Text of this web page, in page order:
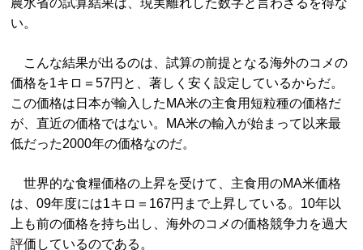
農水省の試算結果は、現実離れした数字と言わざるを得な
い。
こんな結果が出るのは、試算の前提となる海外のコメの
価格を1キロ＝57円と、著しく安く設定しているからだ。
この価格は日本が輸入したMA米の主食用短粒種の価格だ
が、直近の価格ではない。MA米の輸入が始まって以来最
低だった2000年の価格なのだ。
世界的な食糧価格の上昇を受けて、主食用のMA米価格
は、09年度には1キロ＝167円まで上昇している。10年以
上も前の価格を持ち出し、海外のコメの価格競争力を過大
評価しているのである。